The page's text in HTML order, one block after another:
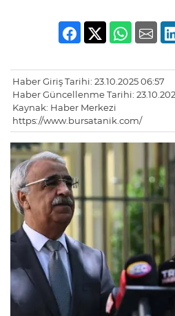
Haber Giriş Tarihi: 23.10.2025 06:57
Haber Güncellenme Tarihi:
Kaynak: Haber Merkezi
https://www.bursatanik.com/